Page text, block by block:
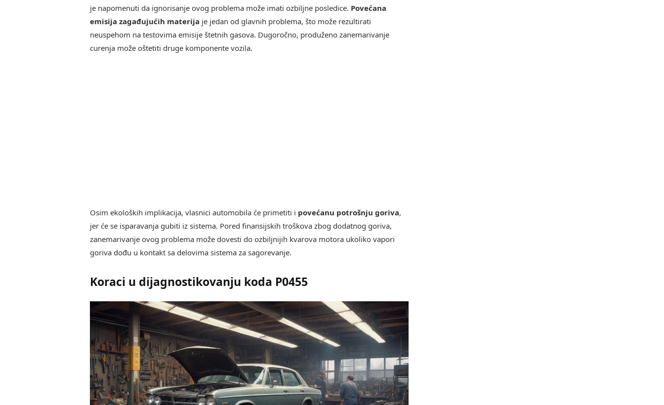
je napomenuti da ignorisanje ovog problema može imati ozbiljne posledice. Povećana
emisija zagađujućih materija je jedan od glavnih problema, što može rezultirati
neuspehom na testovima emisije štetnih gasova. Dugoročno, produženo zanemarivanje
curenja može oštetiti druge komponente vozila.
Osim ekoloških implikacija, vlasnici automobila će primetiti i povećanu potrošnju goriva,
jer će se isparavanja gubiti iz sistema. Pored finansijskih troškova zbog dodatnog goriva,
zanemarivanje ovog problema može dovesti do ozbiljnijih kvarova motora ukoliko vapori
goriva dođu u kontakt sa delovima sistema za sagorevanje.
Koraci u dijagnostikovanju koda P0455